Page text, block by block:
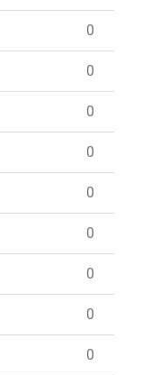
0
0
0
0
0
0
0
0
0